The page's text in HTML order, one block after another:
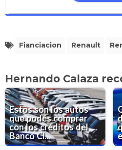
Fianciacion Renault
Hernando Calaza
Estos son los autos
que podés comprar
con los créditos del
Banco Ci...